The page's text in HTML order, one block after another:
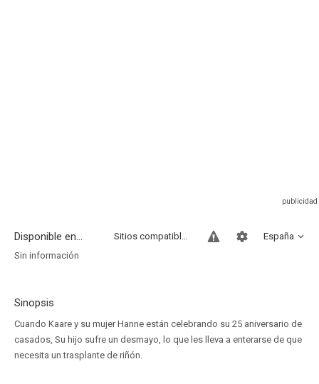
Disponible en... España
Sitios compatibles
Sin información
Sinopsis
Cuando Kaare y su mujer Hanne están celebrando su 25 aniversario de
casados, Su hijo sufre un desmayo, lo que les lleva a enterarse de que
necesita un trasplante de riñón.